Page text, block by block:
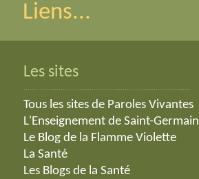
Les sites
.................................................................................
Tous les sites de Paroles Vivantes
L'Enseignement de Saint-Germain
Le Blog de la Flamme Violette
La Santé
Les Blogs de la Santé